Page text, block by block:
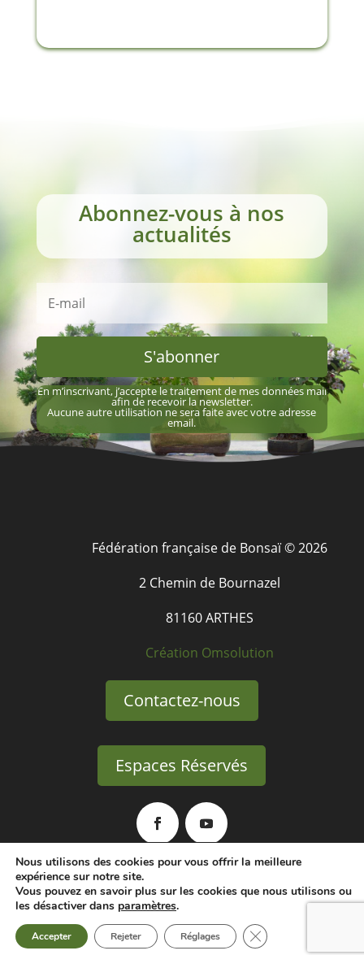
Abonnez-vous à nos
actualités
S'abonner
En m’inscrivant, j’accepte le traitement de mes données mail
afin de recevoir la newsletter.
Aucune autre utilisation ne sera faite avec votre adresse
email.
Fédération française de Bonsaï © 2026
2 Chemin de Bournazel
81160 ARTHES
Création Omsolution
Contactez-nous
Espaces Réservés
Politique de confidentialité
Nous utilisons des cookies pour vous offrir la meilleure
expérience sur notre site.
Vous pouvez en savoir plus sur les cookies que nous utilisons ou
les désactiver dans paramètres.
Accepter Rejeter Réglages Fermer la bannière